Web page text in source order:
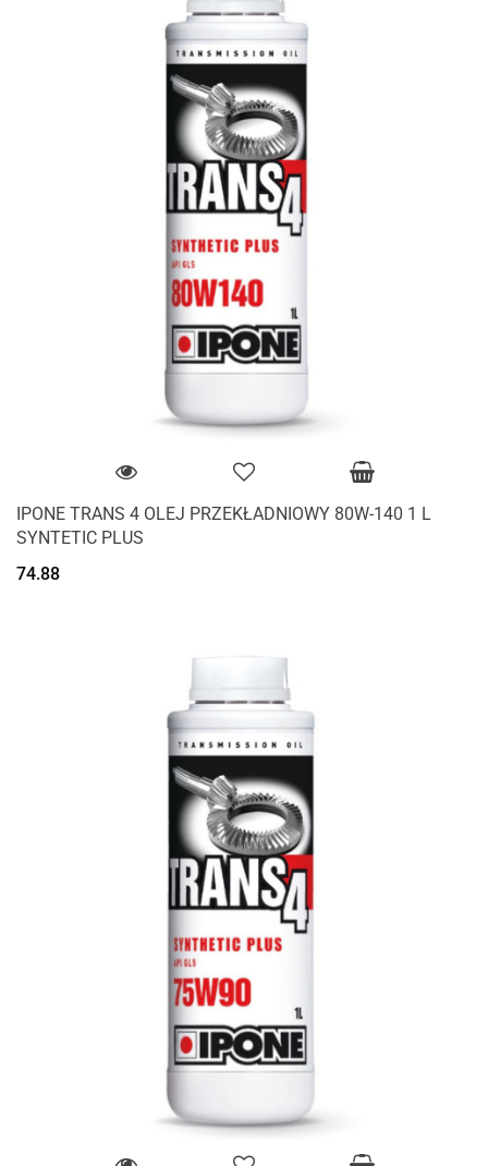
IPONE TRANS 4 OLEJ PRZEKŁADNIOWY 80W-140 1 L
SYNTETIC PLUS
74.88